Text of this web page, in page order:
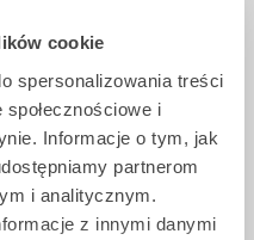
cookie
spersonalizowania treści
i
Informacje o tym, jak
partnerom
i analitycznym.
z innymi danymi
X07